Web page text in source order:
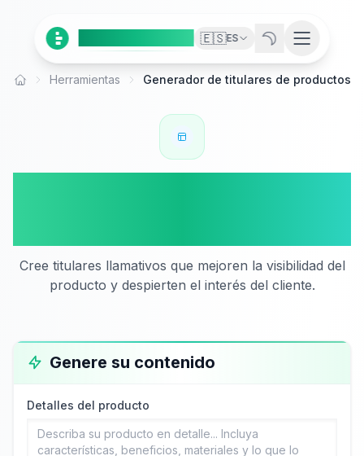
🇪🇸ES
Inicio Herramientas Generador de titulares de productos
Cree titulares llamativos que mejoren la visibilidad del
producto y despierten el interés del cliente.
Genere su contenido
Detalles del producto